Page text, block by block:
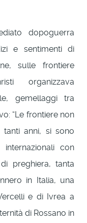
dopoguerra
e sentimenti di
sulle frontiere
organizzava
gemellaggi tra
“Le frontiere non
tanti anni, si sono
con
preghiera, tanta
in Italia, una
e di Ivrea a
di Rossano in